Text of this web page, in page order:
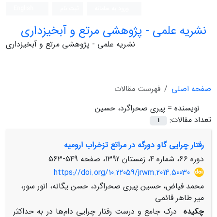
نشریه علمی - پژوهشی مرتع و آبخیزداری
نشریه علمی - پژوهشی مرتع و آبخیزداری
صفحه اصلی
فهرست مقالات
نویسنده = پیری صحراگرد، حسین
تعداد مقالات:
1
رفتار چرایی گاو دورگه در مراتع تزخراب ارومیه
دوره 66، شماره 4، زمستان 1392، صفحه
549-563
https://doi.org/10.22059/jrwm.2014.50030
محمد فیاض، حسین پیری صحراگرد، حسن یگانه، انور سور،
میر طاهر قائمی
چکیده درک جامع و درست رفتار چرایی دام‌ها در به حداکثر